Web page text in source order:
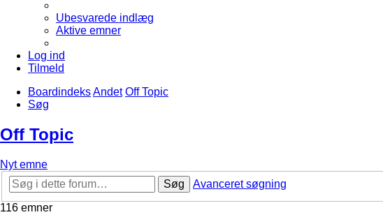
Ubesvarede indlæg
Aktive emner
Log ind
Tilmeld
BoardindeksAndet Off Topic
Søg
Off Topic
Nyt emne
Søg
Avanceret søgning
116 emner